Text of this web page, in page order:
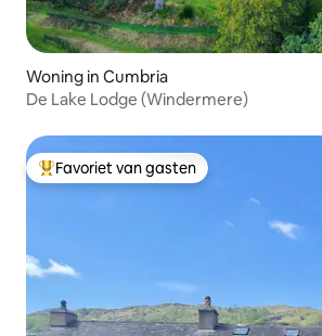
Woning in Cumbria
De Lake Lodge (Windermere)
Topfavoriet van gasten
Favoriet van gasten